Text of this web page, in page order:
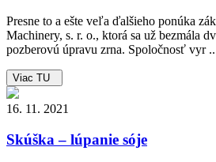
Presne to a ešte veľa ďalšieho ponúka
Machinery, s. r. o., ktorá sa už bezmála
pozberovú úpravu zrna. Spoločnosť vyr
Viac TU
16. 11. 2021
Skúška – lúpanie sóje